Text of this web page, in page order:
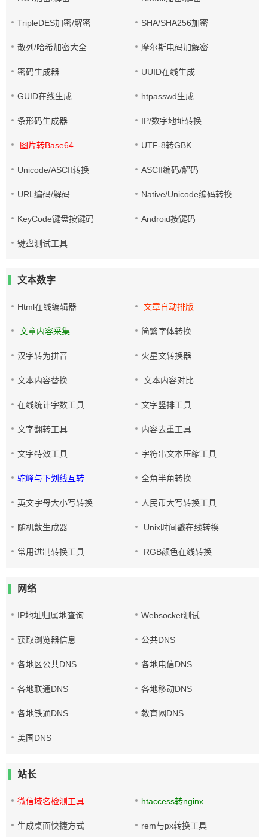
TripleDES加密/解密 SHA/SHA256加密
散列/哈希加密大全 摩尔斯电码加解密
密码生成器 UUID在线生成
GUID在线生成 htpasswd生成
条形码生成器 IP/数字地址转换
图片转Base64 UTF-8转GBK
Unicode/ASCII转换 ASCII编码/解码
URL编码/解码 Native/Unicode编码转换
KeyCode键盘按键码 Android按键码
键盘测试工具
文本数字
Html在线编辑器 文章自动排版
文章内容采集 简繁字体转换
汉字转为拼音 火星文转换器
文本内容替换 文本内容对比
在线统计字数工具 文字竖排工具
文字翻转工具 内容去重工具
文字特效工具 字符串文本压缩工具
驼峰与下划线互转 全角半角转换
英文字母大小写转换 人民币大写转换工具
随机数生成器 Unix时间戳在线转换
常用进制转换工具 RGB颜色在线转换
网络
IP地址归属地查询 Websocket测试
获取浏览器信息 公共DNS
各地区公共DNS 各地电信DNS
各地联通DNS 各地移动DNS
各地铁通DNS 教育网DNS
美国DNS
站长
微信域名检测工具 htaccess转nginx
生成桌面快捷方式 rem与px转换工具